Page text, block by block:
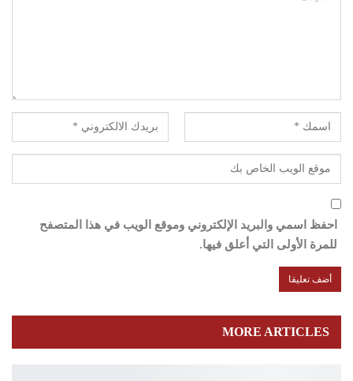
احفظ اسمي والبريد الإلكتروني وموقع الويب في هذا المتصفح
للمرة الأولى التي أعلق فيها.
MORE ARTICLES